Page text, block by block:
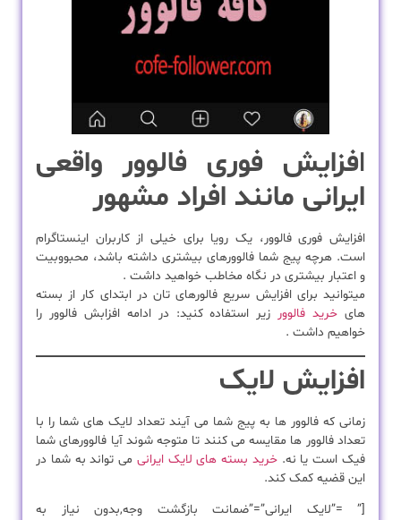
افزایش فوری فالوور واقعی
ایرانی مانند افراد مشهور
افزایش فوری فالوور، یک رویا برای خیلی از کاربران اینستاگرام
است. هرچه پیج شما فالوورهای بیشتری داشته باشد، محبووبیت
و اعتبار بیشتری در نگاه مخاطب خواهید داشت .
میتوانید برای افزایش سریع فالورهای تان در ابتدای کار از بسته
های خرید فالوور زیر استفاده کنید: در ادامه افزابش فالوور را
خواهیم داشت .
افزایش لایک
زمانی که فالوور ها به پیج شما می آیند تعداد لایک های شما را با
تعداد فالوور ها مقایسه می کنند تا متوجه شوند آیا فالوورهای شما
فیک است یا نه.خرید بسته های لایک ایرانی می تواند به شما در
این قضیه کمک کند.
[” =”لایک ایرانی”=”ضمانت بازگشت وجه,بدون نیاز به